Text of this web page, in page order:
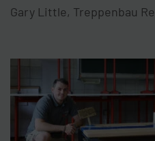
Gary Little, Treppenbau